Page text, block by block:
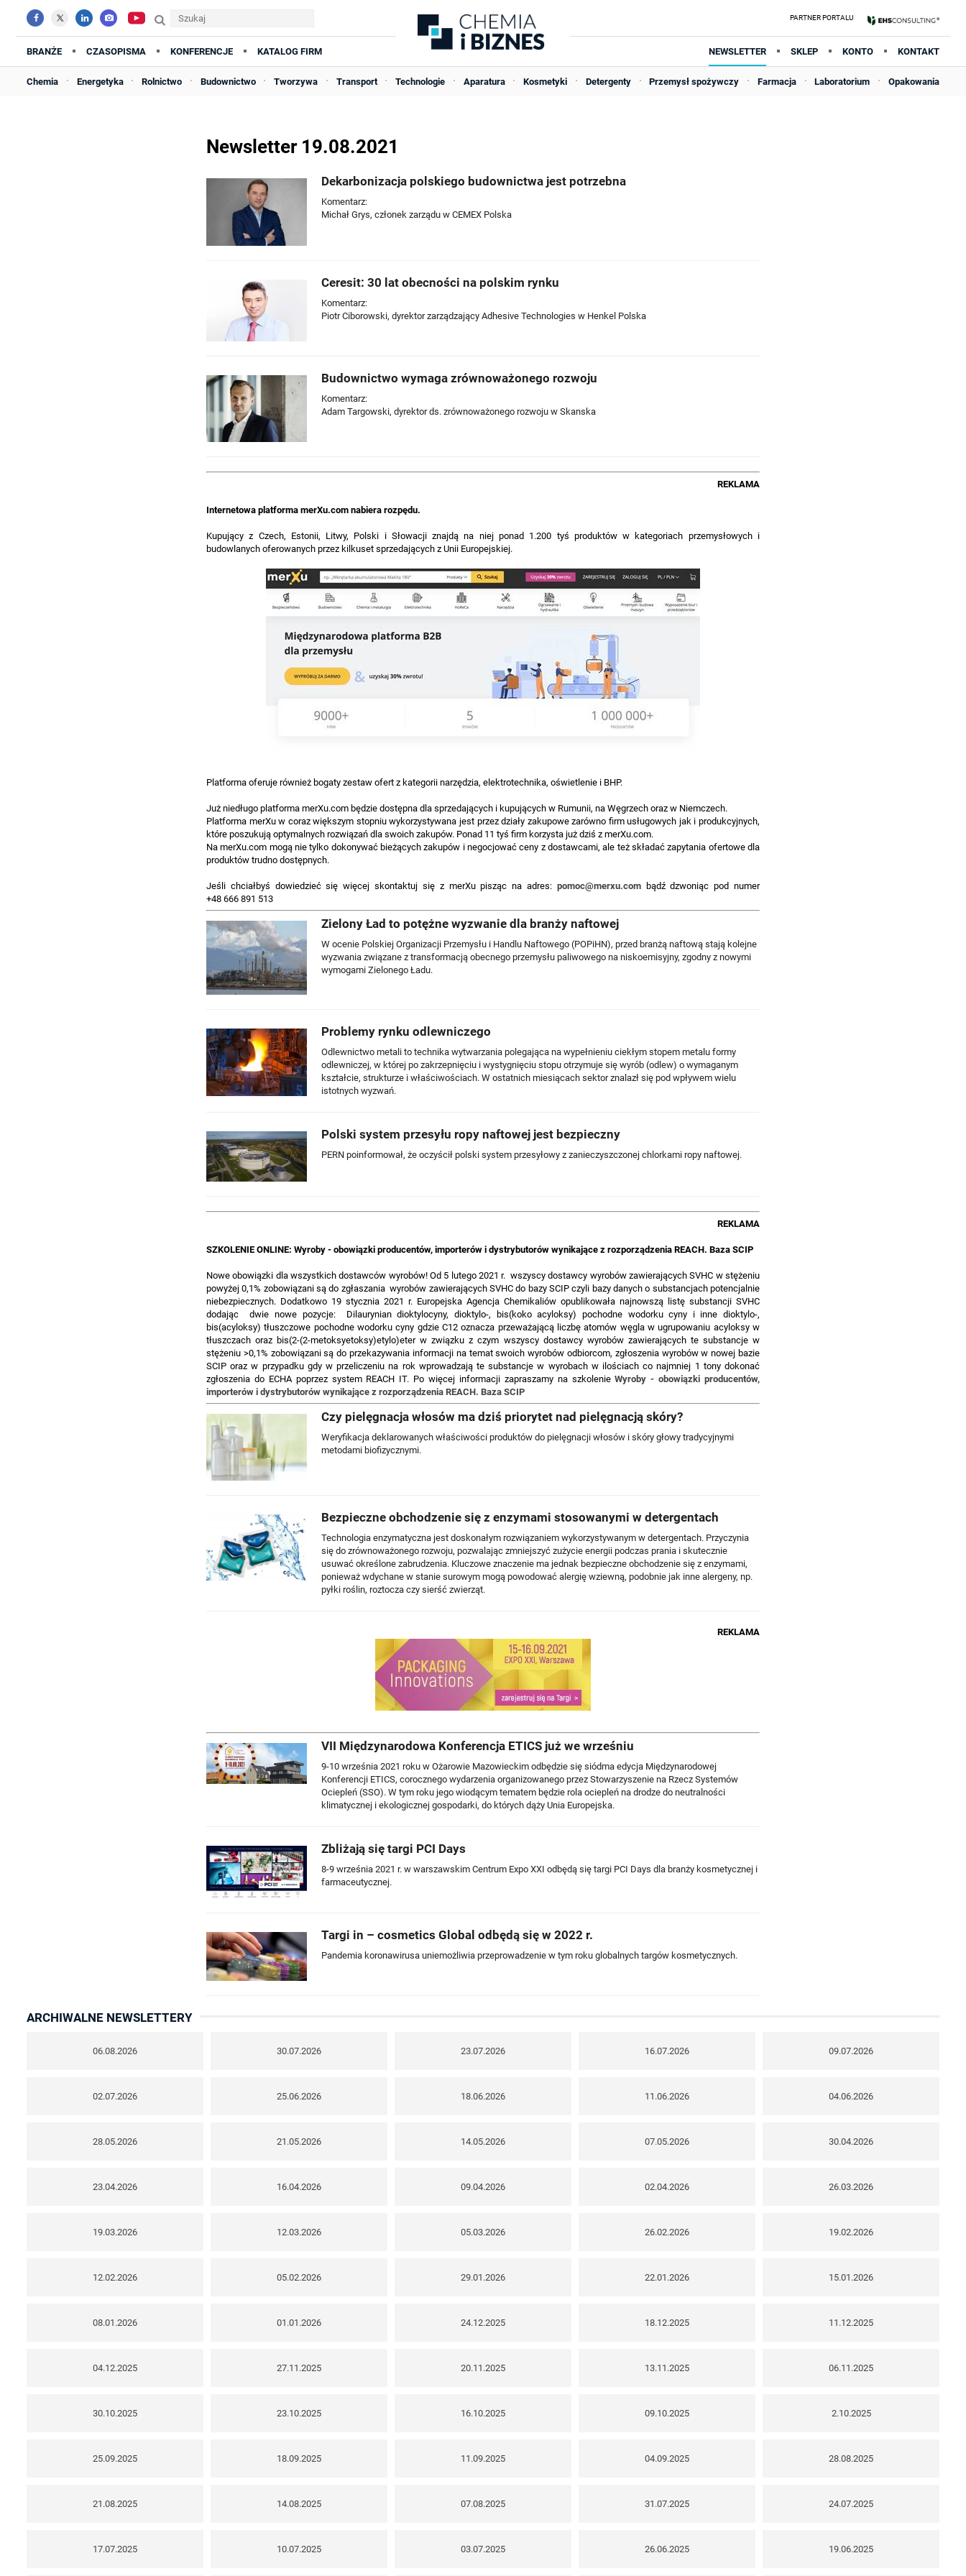
BRANŻE CZASOPISMA KONFERENCJE KATALOG FIRM NEWSLETTER SKLEP KONTO KONTAKT
Chemia Energetyka Rolnictwo Budownictwo Tworzywa Transport Technologie Aparatura Kosmetyki Detergenty Przemysł spożywczy Farmacja Laboratorium Opakowania
Newsletter 19.08.2021
Dekarbonizacja polskiego budownictwa jest potrzebna
Komentarz:
Michał Grys, członek zarządu w CEMEX Polska
Ceresit: 30 lat obecności na polskim rynku
Komentarz:
Piotr Ciborowski, dyrektor zarządzający Adhesive Technologies w Henkel Polska
Budownictwo wymaga zrównoważonego rozwoju
Komentarz:
Adam Targowski, dyrektor ds. zrównoważonego rozwoju w Skanska
REKLAMA
Internetowa platforma merXu.com nabiera rozpędu.
Kupujący z Czech, Estonii, Litwy, Polski i Słowacji znajdą na niej ponad 1.200 tyś produktów w kategoriach przemysłowych i
budowlanych oferowanych przez kilkuset sprzedających z Unii Europejskiej.
Platforma oferuje również bogaty zestaw ofert z kategorii narzędzia, elektrotechnika, oświetlenie i BHP.
Już niedługo platforma merXu.com będzie dostępna dla sprzedających i kupujących w Rumunii, na Węgrzech oraz w Niemczech.
Platforma merXu w coraz większym stopniu wykorzystywana jest przez działy zakupowe zarówno firm usługowych jak i produkcyjnych,
które poszukują optymalnych rozwiązań dla swoich zakupów. Ponad 11 tyś firm korzysta już dziś z merXu.com.
Na merXu.com mogą nie tylko dokonywać bieżących zakupów i negocjować ceny z dostawcami, ale też składać zapytania ofertowe dla
produktów trudno dostępnych.
Jeśli chciałbyś dowiedzieć się więcej skontaktuj się z merXu pisząc na adres: pomoc@merxu.combądź dzwoniąc pod numer
+48 666 891 513
Zielony Ład to potężne wyzwanie dla branży naftowej
W ocenie Polskiej Organizacji Przemysłu i Handlu Naftowego (POPiHN), przed branżą naftową stają kolejne
wyzwania związane z transformacją obecnego przemysłu paliwowego na niskoemisyjny, zgodny z nowymi
wymogami Zielonego Ładu.
Problemy rynku odlewniczego
Odlewnictwo metali to technika wytwarzania polegająca na wypełnieniu ciekłym stopem metalu formy
odlewniczej, w której po zakrzepnięciu i wystygnięciu stopu otrzymuje się wyrób (odlew) o wymaganym
kształcie, strukturze i właściwościach. W ostatnich miesiącach sektor znalazł się pod wpływem wielu
istotnych wyzwań.
Polski system przesyłu ropy naftowej jest bezpieczny
PERN poinformował, że oczyścił polski system przesyłowy z zanieczyszczonej chlorkami ropy naftowej.
REKLAMA
SZKOLENIE ONLINE: Wyroby - obowiązki producentów, importerów i dystrybutorów wynikające z rozporządzenia REACH. Baza SCIP
Nowe obowiązki dla wszystkich dostawców wyrobów! Od 5 lutego 2021 r. wszyscy dostawcy wyrobów zawierających SVHC w stężeniu
powyżej 0,1% zobowiązani są do zgłaszania wyrobów zawierających SVHC do bazy SCIP czyli bazy danych o substancjach potencjalnie
niebezpiecznych. Dodatkowo 19 stycznia 2021 r. Europejska Agencja Chemikaliów opublikowała najnowszą listę substancji SVHC
dodając dwie nowe pozycje: Dilaurynian dioktylocyny, dioktylo-, bis(koko acyloksy) pochodne wodorku cyny i inne dioktylo-,
bis(acyloksy) tłuszczowe pochodne wodorku cyny gdzie C12 oznacza przeważającą liczbę atomów węgla w ugrupowaniu acyloksy w
tłuszczach oraz bis(2-(2-metoksyetoksy)etylo)eter w związku z czym wszyscy dostawcy wyrobów zawierających te substancje w
stężeniu >0,1% zobowiązani są do przekazywania informacji na temat swoich wyrobów odbiorcom, zgłoszenia wyrobów w nowej bazie
SCIP oraz w przypadku gdy w przeliczeniu na rok wprowadzają te substancje w wyrobach w ilościach co najmniej 1 tony dokonać
zgłoszenia do ECHA poprzez system REACH IT. Po więcej informacji zapraszamy na szkolenieWyroby - obowiązki producentów,
importerów i dystrybutorów wynikające z rozporządzenia REACH. Baza SCIP
Czy pielęgnacja włosów ma dziś priorytet nad pielęgnacją skóry?
Weryfikacja deklarowanych właściwości produktów do pielęgnacji włosów i skóry głowy tradycyjnymi
metodami biofizycznymi.
Bezpieczne obchodzenie się z enzymami stosowanymi w detergentach
Technologia enzymatyczna jest doskonałym rozwiązaniem wykorzystywanym w detergentach. Przyczynia
się do zrównoważonego rozwoju, pozwalając zmniejszyć zużycie energii podczas prania i skutecznie
usuwać określone zabrudzenia. Kluczowe znaczenie ma jednak bezpieczne obchodzenie się z enzymami,
ponieważ wdychane w stanie surowym mogą powodować alergię wziewną, podobnie jak inne alergeny, np.
pyłki roślin, roztocza czy sierść zwierząt.
REKLAMA
VII Międzynarodowa Konferencja ETICS już we wrześniu
9-10 września 2021 roku w Ożarowie Mazowieckim odbędzie się siódma edycja Międzynarodowej
Konferencji ETICS, corocznego wydarzenia organizowanego przez Stowarzyszenie na Rzecz Systemów
Ociepleń (SSO). W tym roku jego wiodącym tematem będzie rola ociepleń na drodze do neutralności
klimatycznej i ekologicznej gospodarki, do których dąży Unia Europejska.
Zbliżają się targi PCI Days
8-9 września 2021 r. w warszawskim Centrum Expo XXI odbędą się targi PCI Days dla branży kosmetycznej i
farmaceutycznej.
Targi in – cosmetics Global odbędą się w 2022 r.
Pandemia koronawirusa uniemożliwia przeprowadzenie w tym roku globalnych targów kosmetycznych.
ARCHIWALNE NEWSLETTERY
06.08.2026 30.07.2026 23.07.2026 16.07.2026 09.07.2026
02.07.2026 25.06.2026 18.06.2026 11.06.2026 04.06.2026
28.05.2026 21.05.2026 14.05.2026 07.05.2026 30.04.2026
23.04.2026 16.04.2026 09.04.2026 02.04.2026 26.03.2026
19.03.2026 12.03.2026 05.03.2026 26.02.2026 19.02.2026
12.02.2026 05.02.2026 29.01.2026 22.01.2026 15.01.2026
08.01.2026 01.01.2026 24.12.2025 18.12.2025 11.12.2025
04.12.2025 27.11.2025 20.11.2025 13.11.2025 06.11.2025
30.10.2025 23.10.2025 16.10.2025 09.10.2025 2.10.2025
25.09.2025 18.09.2025 11.09.2025 04.09.2025 28.08.2025
21.08.2025 14.08.2025 07.08.2025 31.07.2025 24.07.2025
17.07.2025 10.07.2025 03.07.2025 26.06.2025 19.06.2025